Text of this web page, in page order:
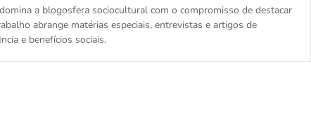
a blogosfera sociocultural com o compromisso de destacar
abrange matérias especiais, entrevistas e artigos de
e benefícios sociais.